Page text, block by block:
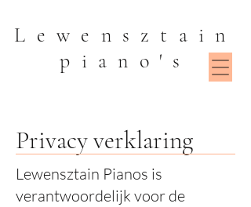
Lewensztain
piano's
Privacy verklaring
Lewensztain Pianos is
verantwoordelijk voor de